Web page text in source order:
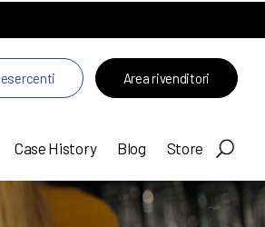
Area rivenditori
Case History Blog Store